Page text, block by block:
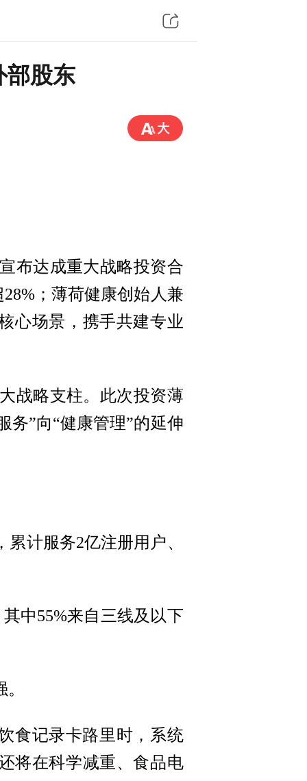
部股东
布达成重大战略投资合
；薄荷健康创始人兼
心场景，携手共建专业
战略支柱。此次投资薄
务”向“健康管理”的延伸
计服务2亿注册用户、
中55%来自三线及以下
食记录卡路里时，系统
将在科学减重、食品电